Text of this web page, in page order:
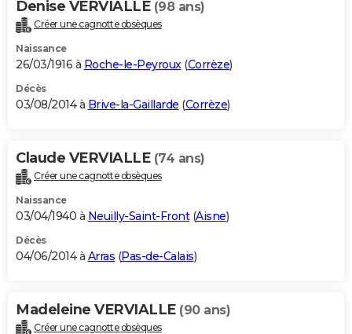
Denise VERVIALLE (98 ans)
Créer une cagnotte obsèques
Naissance
26/03/1916 à Roche-le-Peyroux(Corrèze)
Décès
03/08/2014 à Brive-la-Gaillarde (Corrèze)
Claude VERVIALLE (74 ans)
Créer une cagnotte obsèques
Naissance
03/04/1940 à Neuilly-Saint-Front(Aisne)
Décès
04/06/2014 à Arras (Pas-de-Calais)
Madeleine VERVIALLE (90 ans)
Créer une cagnotte obsèques